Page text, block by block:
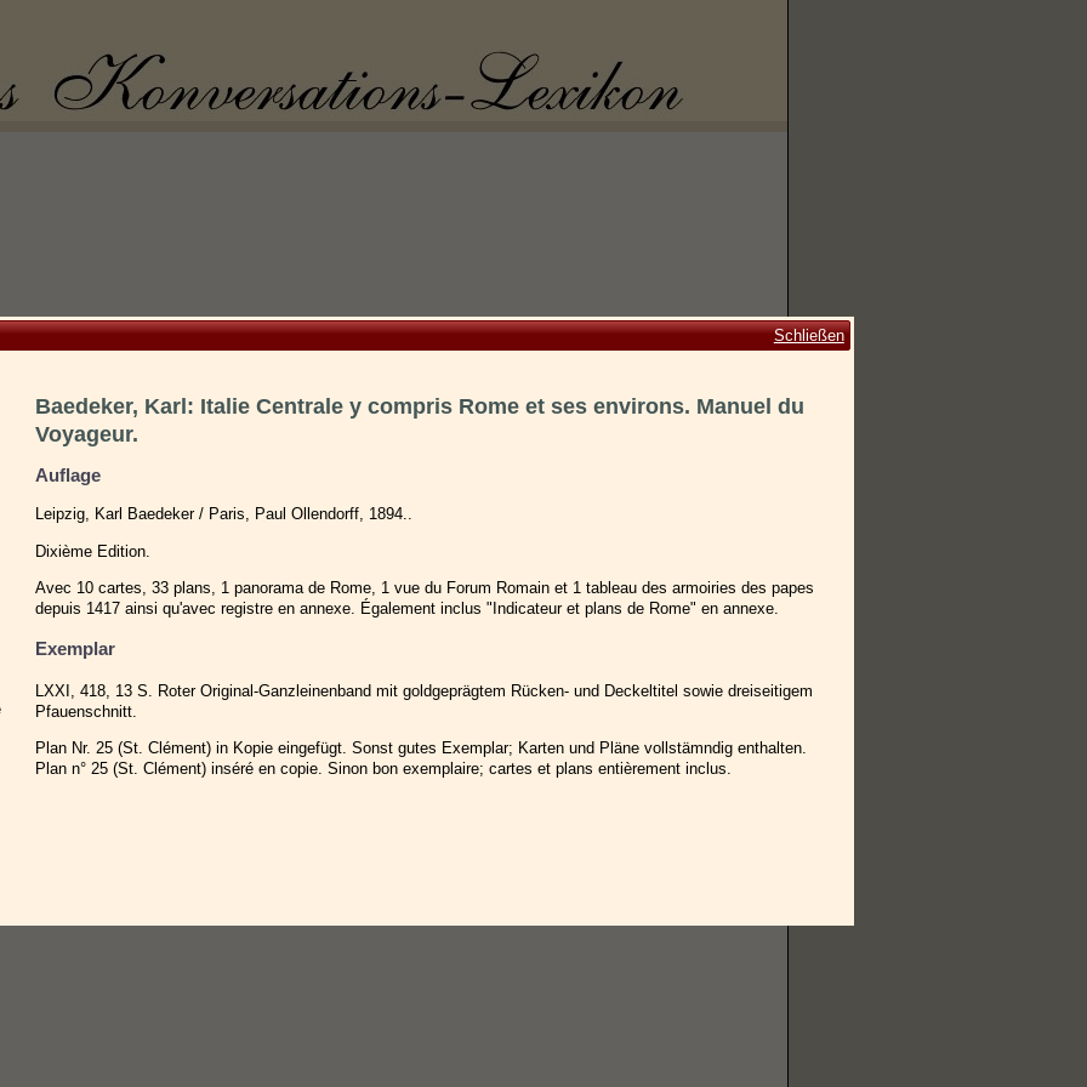
Schließen
Baedeker, Karl: Italie Centrale y compris Rome et ses environs. Manuel du
Voyageur.
Auflage
Leipzig, Karl Baedeker / Paris, Paul Ollendorff, 1894..
Dixième Edition.
Avec 10 cartes, 33 plans, 1 panorama de Rome, 1 vue du Forum Romain et 1 tableau des armoiries des papes
depuis 1417 ainsi qu'avec registre en annexe. Également inclus "Indicateur et plans de Rome" en annexe.
Exemplar
LXXI, 418, 13 S. Roter Original-Ganzleinenband mit goldgeprägtem Rücken- und Deckeltitel sowie dreiseitigem
Pfauenschnitt.
Plan Nr. 25 (St. Clément) in Kopie eingefügt. Sonst gutes Exemplar; Karten und Pläne vollstämndig enthalten.
Plan n° 25 (St. Clément) inséré en copie. Sinon bon exemplaire; cartes et plans entièrement inclus.